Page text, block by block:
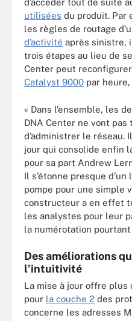
d’accéder tout de suite
utilisées du produit. Par
les règles de routage
d’activité après sinistre,
trois étapes au lieu de
Center peut reconfigurer
Catalyst 9000 par
« Dans l’ensemble, les
DNA Center ne vont
d’administrer le réseau.
jour qui consolide enfin
pour sa part Andrew
Il s’étonne presque
pompe pour une simple
constructeur a en effet
les analystes pour leur
la numérotation
Des améliorations
l’intuitivité
La mise à jour offre plus
pour la couche 2 des
concerne les adresses